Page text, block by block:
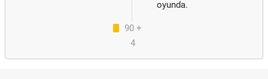
oyunda.
90 +
4